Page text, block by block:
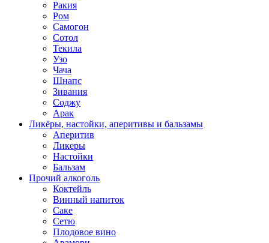
Ракия
Ром
Самогон
Сотол
Текила
Узо
Чача
Шнапс
Зивания
Соджу
Арак
Ликёры, настойки, аперитивы и бальзамы
Аперитив
Ликеры
Настойки
Бальзам
Прочий алкоголь
Коктейль
Винный напиток
Саке
Сетю
Плодовое вино